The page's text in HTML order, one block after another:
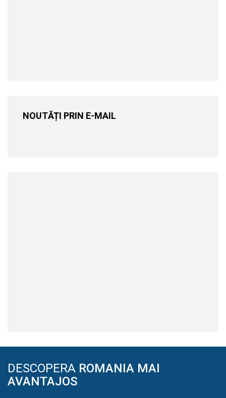
NOUTĂȚI PRIN E-MAIL
DESCOPERA ROMANIA MAI
AVANTAJOS